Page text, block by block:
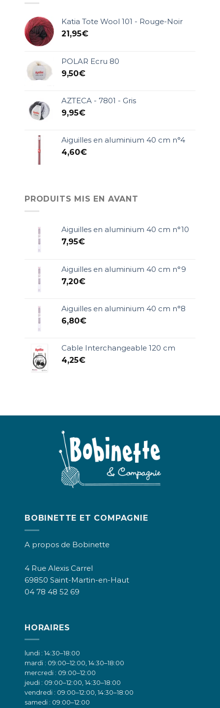
Katia Tote Wool 101 - Rouge-Noir
21,95€
POLAR Ecru 80
9,50€
AZTECA - 7801 - Gris
9,95€
Aiguilles en aluminium 40 cm n°4
4,60€
PRODUITS MIS EN AVANT
Aiguilles en aluminium 40 cm n°10
7,95€
Aiguilles en aluminium 40 cm n°9
7,20€
Aiguilles en aluminium 40 cm n°8
6,80€
Cable Interchangeable 120 cm
4,25€
BOBINETTE ET COMPAGNIE
A propos de Bobinette
4 Rue Alexis Carrel
69850 Saint-Martin-en-Haut
04 78 48 52 69
HORAIRES
lundi : 14:30–18:00
mardi : 09:00–12:00, 14:30–18:00
mercredi : 09:00–12:00
jeudi : 09:00–12:00, 14:30–18:00
vendredi : 09:00–12:00, 14:30–18:00
samedi : 09:00–12:00